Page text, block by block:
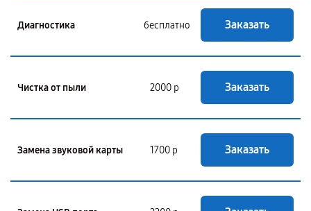
Диагностика бесплатно Заказать
Чистка от пыли 2000 р Заказать
Замена звуковой карты 1700 р Заказать